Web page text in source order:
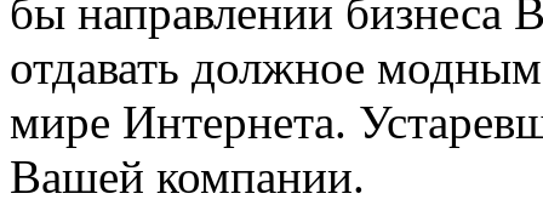
бы направлении
отдавать должное
мире Интернета.
Вашей компании.